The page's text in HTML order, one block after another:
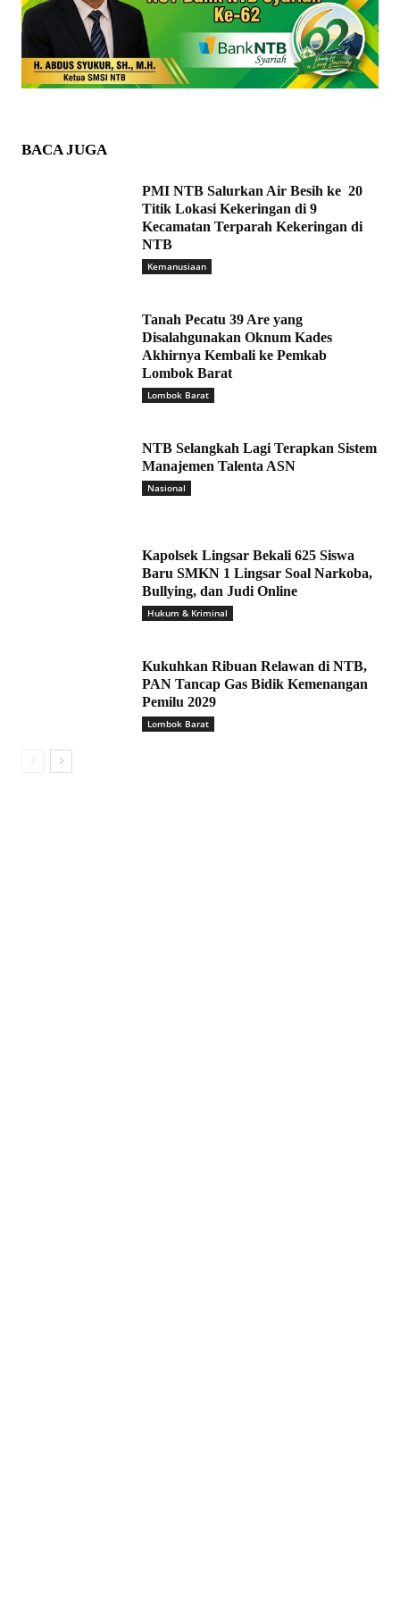
BACA JUGA
PMI NTB Salurkan Air Besih ke 20
Titik Lokasi Kekeringan di 9
Kecamatan Terparah Kekeringan di
NTB
Kemanusiaan
Tanah Pecatu 39 Are yang
Disalahgunakan Oknum Kades
Akhirnya Kembali ke Pemkab
Lombok Barat
Lombok Barat
NTB Selangkah Lagi Terapkan Sistem
Manajemen Talenta ASN
Nasional
Kapolsek Lingsar Bekali 625 Siswa
Baru SMKN 1 Lingsar Soal Narkoba,
Bullying, dan Judi Online
Hukum & Kriminal
Kukuhkan Ribuan Relawan di NTB,
PAN Tancap Gas Bidik Kemenangan
Pemilu 2029
Lombok Barat